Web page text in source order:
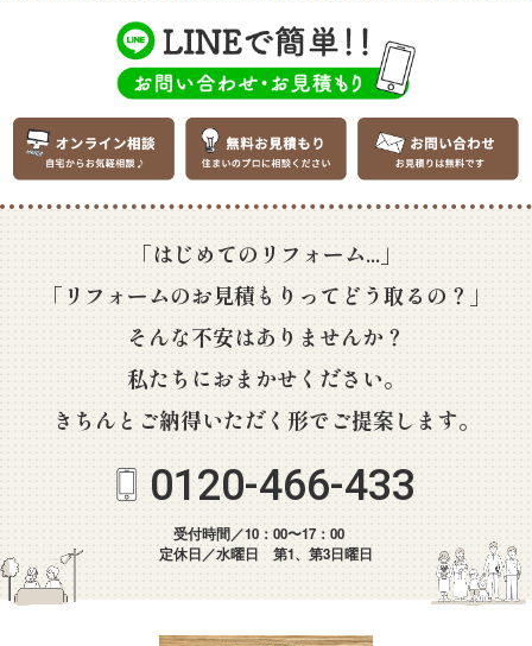
「はじめてのリフォーム...」
「リフォームのお見積もりってどう取るの？」
そんな不安はありませんか？
私たちにおまかせください。
きちんとご納得いただく形でご提案します。
0120-466-433
受付時間／10：00〜17：00
定休日／水曜日 第1、第3日曜日